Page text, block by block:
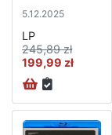
5.12.2025
LP
245,89 zł
199,99 zł